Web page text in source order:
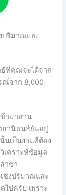
ปริมาณและ
ธ์ที่คุณจะได้จาก
ณ์จาก 8,000
ามาอ่าน
ยานิพนธ์กันอยู่
นเป็นงานที่ต้อง
เคราะห์ข้อมูล
าขา
ชิงปริมาณและ
ไปครับ เพราะ